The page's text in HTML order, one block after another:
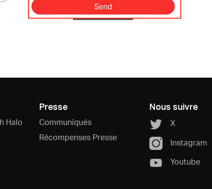
Halo
Presse
Communiqués
Récompenses Presse
Nous suivre
X
Instagram
Youtube